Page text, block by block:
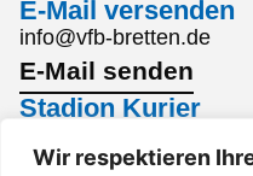
Wir respektieren
E-Mail versenden
info@vfb-bretten.de
E-Mail senden
Stadion Kurier
Stadion Kurier